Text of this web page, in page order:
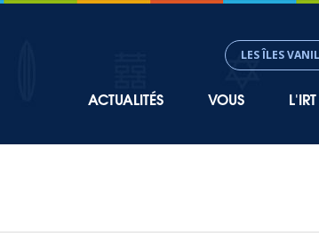
ACTUALITÉS VOUS L'IRT
LES ÎLES